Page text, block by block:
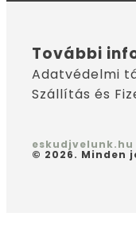
További
Adatvédelmi
Szállítás és
eskudjvelunk.hu
© 2026. Minden